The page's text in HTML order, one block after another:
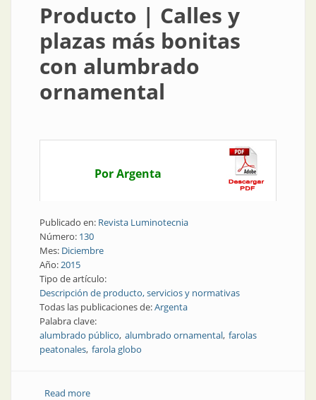
Producto | Calles y
plazas más bonitas
con alumbrado
ornamental
Por Argenta
Publicado en: Revista Luminotecnia
Número: 130
Mes: Diciembre
Año:2015
Tipo de artículo:
Descripción de producto, servicios y normativas
Todas las publicaciones de:Argenta
Palabra clave:
alumbrado público alumbrado ornamental farolas
peatonales farola globo
Read moreabout Producto | Calles y plazas más bonitas con